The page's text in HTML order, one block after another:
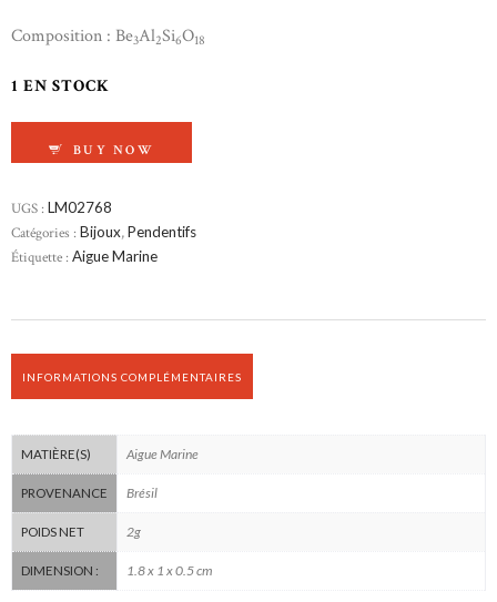
Composition : Be3Al2Si6O18
1 EN STOCK
BUY NOW
UGS : LM02768
Catégories : Bijoux,Pendentifs
Étiquette : Aigue Marine
INFORMATIONS COMPLÉMENTAIRES
MATIÈRE(S) Aigue Marine
PROVENANCE Brésil
POIDS NET 2g
DIMENSION : 1.8 x 1 x 0.5 cm